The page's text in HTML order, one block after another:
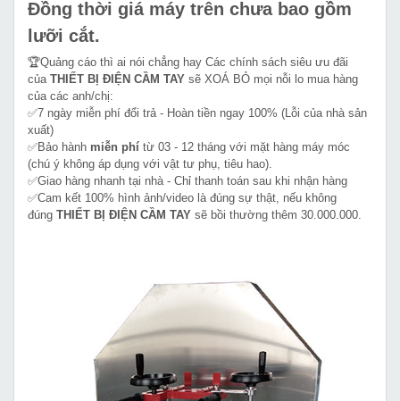
Đồng thời giá máy trên chưa bao gồm
lưỡi cắt.
🏆Quảng cáo thì ai nói chẳng hay Các chính sách siêu ưu đãi
của THIẾT BỊ ĐIỆN CẦM TAY sẽ XOÁ BỎ mọi nỗi lo mua hàng
của các anh/chị:
✅7 ngày miễn phí đổi trả - Hoàn tiền ngay 100% (Lỗi của nhà sản
xuất)
✅Bảo hành miễn phí từ 03 - 12 tháng với mặt hàng máy móc
(chú ý không áp dụng với vật tư phụ, tiêu hao).
✅Giao hàng nhanh tại nhà - Chỉ thanh toán sau khi nhận hàng
✅Cam kết 100% hình ảnh/video là đúng sự thật, nếu không
đúng THIẾT BỊ ĐIỆN CẦM TAY sẽ bồi thường thêm 30.000.000.